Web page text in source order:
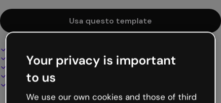
Usa questo template
100% personalizzabile
Aggiungi audio, video e multimedia
Presenta, condividi o pubblica online
Scarica in PDF, MP4 e altri formati
Your privacy is important
to us
We use our own cookies and those of third